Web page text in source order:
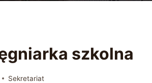
szkolna
Sekretariat